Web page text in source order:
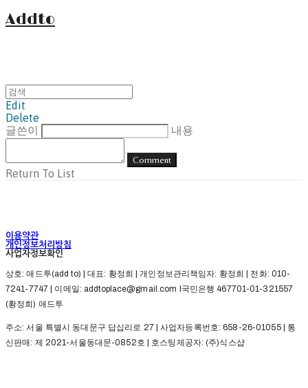
Addto
Edit
Delete
글쓴이
내용
Comment
Return To List
이용약관
개인정보처리방침
사업자정보확인
상호: 애드투(add to) | 대표: 황정희 | 개인정보관리책임자: 황정희 | 전화: 010-
7241-7747 | 이메일: addtoplace@gmail.com l국민은행 467701-01-321557
(황정희) 애드투
주소: 서울 특별시 동대문구 답십리로 27 | 사업자등록번호:658-26-01055| 통
신판매: 제 2021-서울동대문-0852호 | 호스팅제공자: (주)식스샵